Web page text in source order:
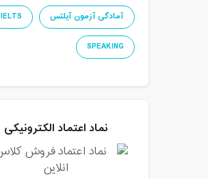
آمادگی آزمون آیلتس
IELTS
SPEAKING
نماد اعتماد الکترونیکی